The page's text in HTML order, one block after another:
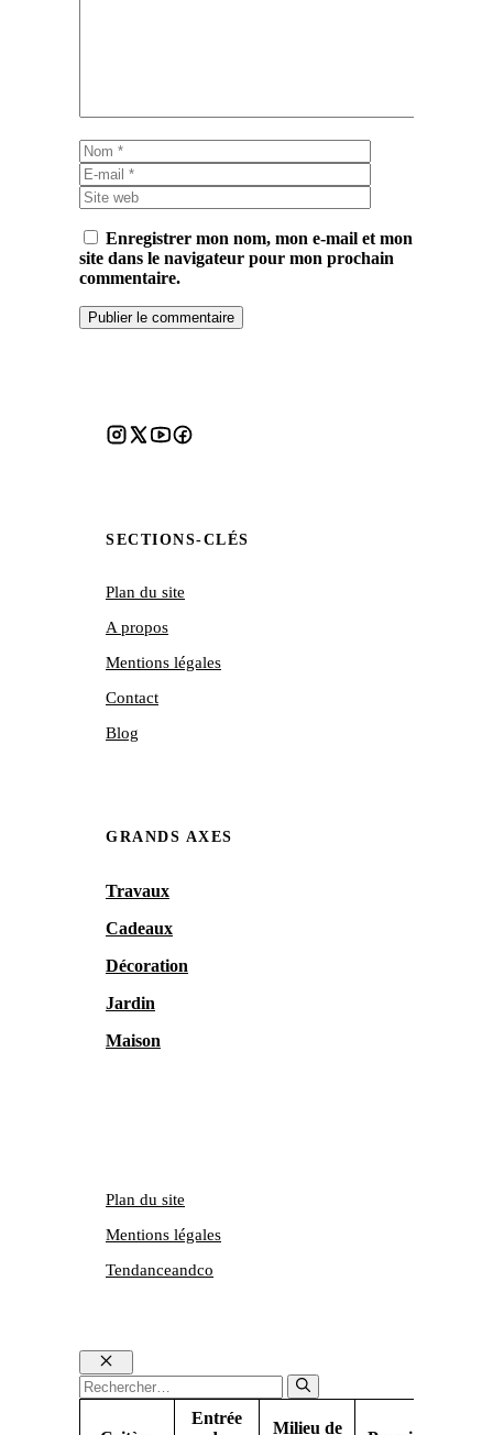
Nom
mail
web
Enregistrer mon nom, mon e-mail et mon
site dans le navigateur pour mon prochain
commentaire.
SECTIONS-CLÉS
Plan du site
A propos
Mentions légales
Contact
Blog
GRANDS AXES
Travaux
Cadeaux
Décoration
Jardin
Maison
Tendanceandco
Plan du site
Mentions légales
Fermer
Rechercher :
Entrée
Milieu de